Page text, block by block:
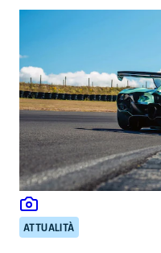
ATTUALITÀ